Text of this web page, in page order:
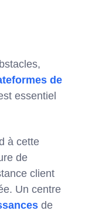
de
essentiel
à cette
de
client
Un centre
de